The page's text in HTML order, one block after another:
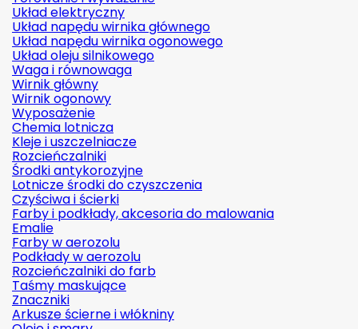
Układ elektryczny
Układ napędu wirnika głównego
Układ napędu wirnika ogonowego
Układ oleju silnikowego
Waga i równowaga
Wirnik główny
Wirnik ogonowy
Wyposażenie
Chemia lotnicza
Kleje i uszczelniacze
Rozcieńczalniki
Środki antykorozyjne
Lotnicze środki do czyszczenia
Czyściwa i ścierki
Farby i podkłady, akcesoria do malowania
Emalie
Farby w aerozolu
Podkłady w aerozolu
Rozcieńczalniki do farb
Taśmy maskujące
Znaczniki
Arkusze ścierne i włókniny